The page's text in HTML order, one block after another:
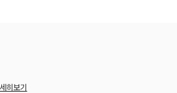
히보기